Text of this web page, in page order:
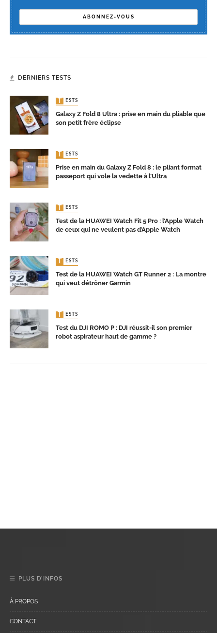
DERNIERS TESTS
TESTS
Galaxy Z Fold 8 Ultra : prise en main du pliable que
son petit frère éclipse
TESTS
Prise en main du Galaxy Z Fold 8 : le pliant format
passeport qui vole la vedette à l’Ultra
TESTS
Test de la HUAWEI Watch Fit 5 Pro : l’Apple Watch
de ceux qui ne veulent pas d’Apple Watch
TESTS
Test de la HUAWEI Watch GT Runner 2 : La montre
qui veut détrôner Garmin
TESTS
Test du DJI ROMO P : DJI réussit-il son premier
robot aspirateur haut de gamme ?
PLUS D’INFOS
À PROPOS
CONTACT